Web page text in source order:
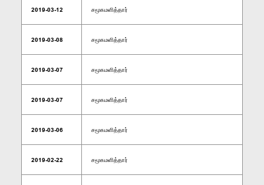
2019-03-12 சமூகமளித்தார்
2019-03-08 சமூகமளித்தார்
2019-03-07 சமூகமளித்தார்
2019-03-07 சமூகமளித்தார்
2019-03-06 சமூகமளித்தார்
2019-02-22 சமூகமளித்தார்